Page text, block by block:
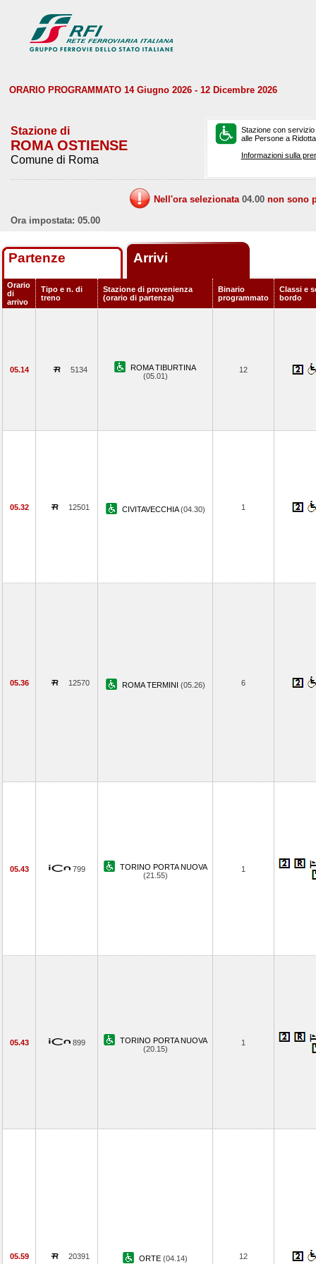
ORARIO PROGRAMMATO 14 Giugno 2026 - 12 Dicembre 2026
Stazione di
ROMA OSTIENSE
Comune di Roma
Stazione con
alle Persone a
Informazioni sulla
Nell'ora selezionata 04.00 non sono
Ora impostata: 05.00
Partenze Arrivi
Orario
di
arrivo
Tipo e n. di
treno
Stazione di provenienza
(orario di partenza)
Binario
programmato
Classi e
bordo
05.14 5134
ROMA TIBURTINA
(05.01)
12
05.32 12501 CIVITAVECCHIA(04.30) 1
05.36 12570 ROMA TERMINI (05.26) 6
05.43 799
TORINO PORTA NUOVA
(21.55)
1
05.43 899
TORINO PORTA NUOVA
(20.15)
1
05.59 20391 ORTE (04.14) 12